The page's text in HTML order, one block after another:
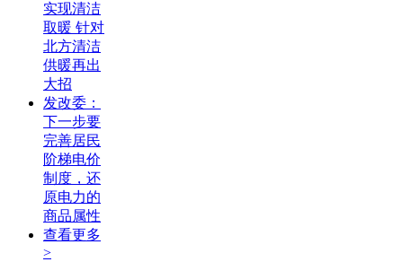
实现清洁
取暖 针对
北方清洁
供暖再出
大招
发改委：
下一步要
完善居民
阶梯电价
制度，还
原电力的
商品属性
查看更多
>